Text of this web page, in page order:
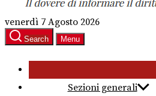
venerdì 7 Agosto 2026
Search Menu
Sezioni generali